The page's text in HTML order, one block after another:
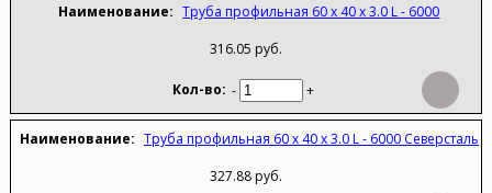
Труба профильная 60 х 40 х 3.0 L - 6000
316.05 руб.
- +
Труба профильная 60 х 40 х 3.0 L - 6000 Северсталь
327.88 руб.